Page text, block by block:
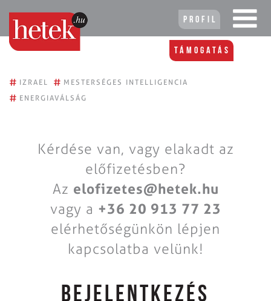
Profil
Támogatás
# IZRAEL # MESTERSÉGES INTELLIGENCIA
# ENERGIAVÁLSÁG
Kérdése van, vagy elakadt az
előfizetésben?
Az elofizetes@hetek.hu
vagy a +36 20 913 77 23
elérhetőségünkön lépjen
kapcsolatba velünk!
BEJELENTKEZÉS